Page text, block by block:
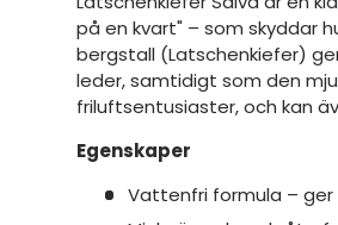
på en kvart" – som skyddar
bergstall (Latschenkiefer)
leder, samtidigt som den
friluftsentusiaster, och kan
Egenskaper
Vattenfri formula –